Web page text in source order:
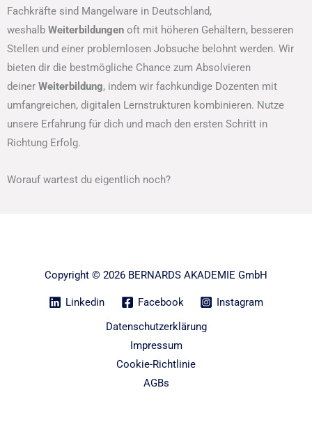
Fachkräfte sind Mangelware in Deutschland,
weshalb Weiterbildungen oft mit höheren Gehältern, besseren
Stellen und einer problemlosen Jobsuche belohnt werden. Wir
bieten dir die bestmögliche Chance zum Absolvieren
deiner Weiterbildung, indem wir fachkundige Dozenten mit
umfangreichen, digitalen Lernstrukturen kombinieren. Nutze
unsere Erfahrung für dich und mach den ersten Schritt in
Richtung Erfolg.
Worauf wartest du eigentlich noch?
Copyright © 2026 BERNARDS AKADEMIE GmbH
Linkedin Facebook
Instagram
Datenschutzerklärung
Impressum
Cookie-Richtlinie
AGBs